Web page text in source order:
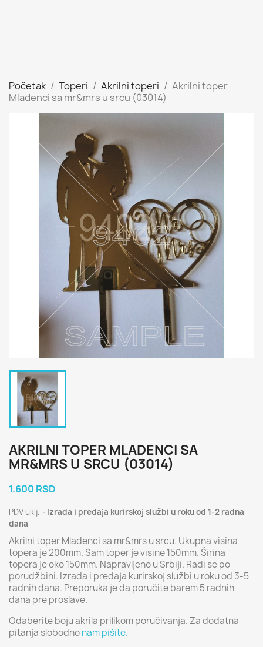
Početak Toperi Akrilni toperi
Akrilni toper
Mladenci sa mr&mrs u srcu (03014)
AKRILNI TOPER MLADENCI SA
MR&MRS U SRCU (03014)
1.600 RSD
PDV uklj.
Izrada i predaja kurirskoj službi u roku od 1-2 radna
dana
Akrilni toper Mladenci sa mr&mrs u srcu. Ukupna visina
topera je 200mm. Sam toper je visine 150mm. Širina
topera je oko 150mm. Napravljeno u Srbiji. Radi se po
porudžbini. Izrada i predaja kurirskoj službi u roku od 3-5
radnih dana. Preporuka je da poručite barem 5 radnih
dana pre proslave.
Odaberite boju akrila prilikom poručivanja. Za dodatna
pitanja slobodnonam pišite.